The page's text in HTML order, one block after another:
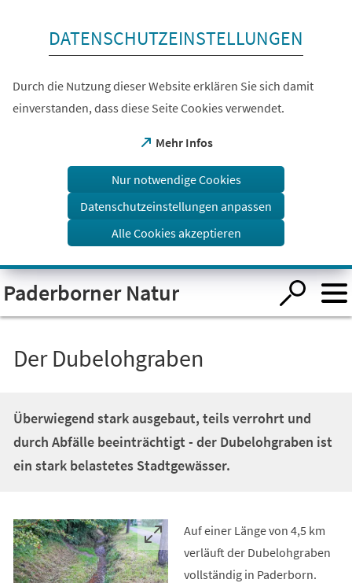
Visuelle
Assistenzsoftware
öffnen.
DATENSCHUTZEINSTELLUNGEN
Durch die Nutzung dieser Website erklären Sie sich damit
einverstanden, dass diese Seite Cookies verwendet.
Mehr Infos
(Öffnet
einem
Tab)
Nur notwendige Cookies
Datenschutzeinstellungen anpassen
Alle Cookies akzeptieren
Paderborner Natur
Der Dubelohgraben
Überwiegend stark ausgebaut, teils verrohrt und
durch Abfälle beeinträchtigt - der Dubelohgraben ist
ein stark belastetes Stadtgewässer.
Auf einer Länge von 4,5 km
verläuft der Dubelohgraben
vollständig in Paderborn.